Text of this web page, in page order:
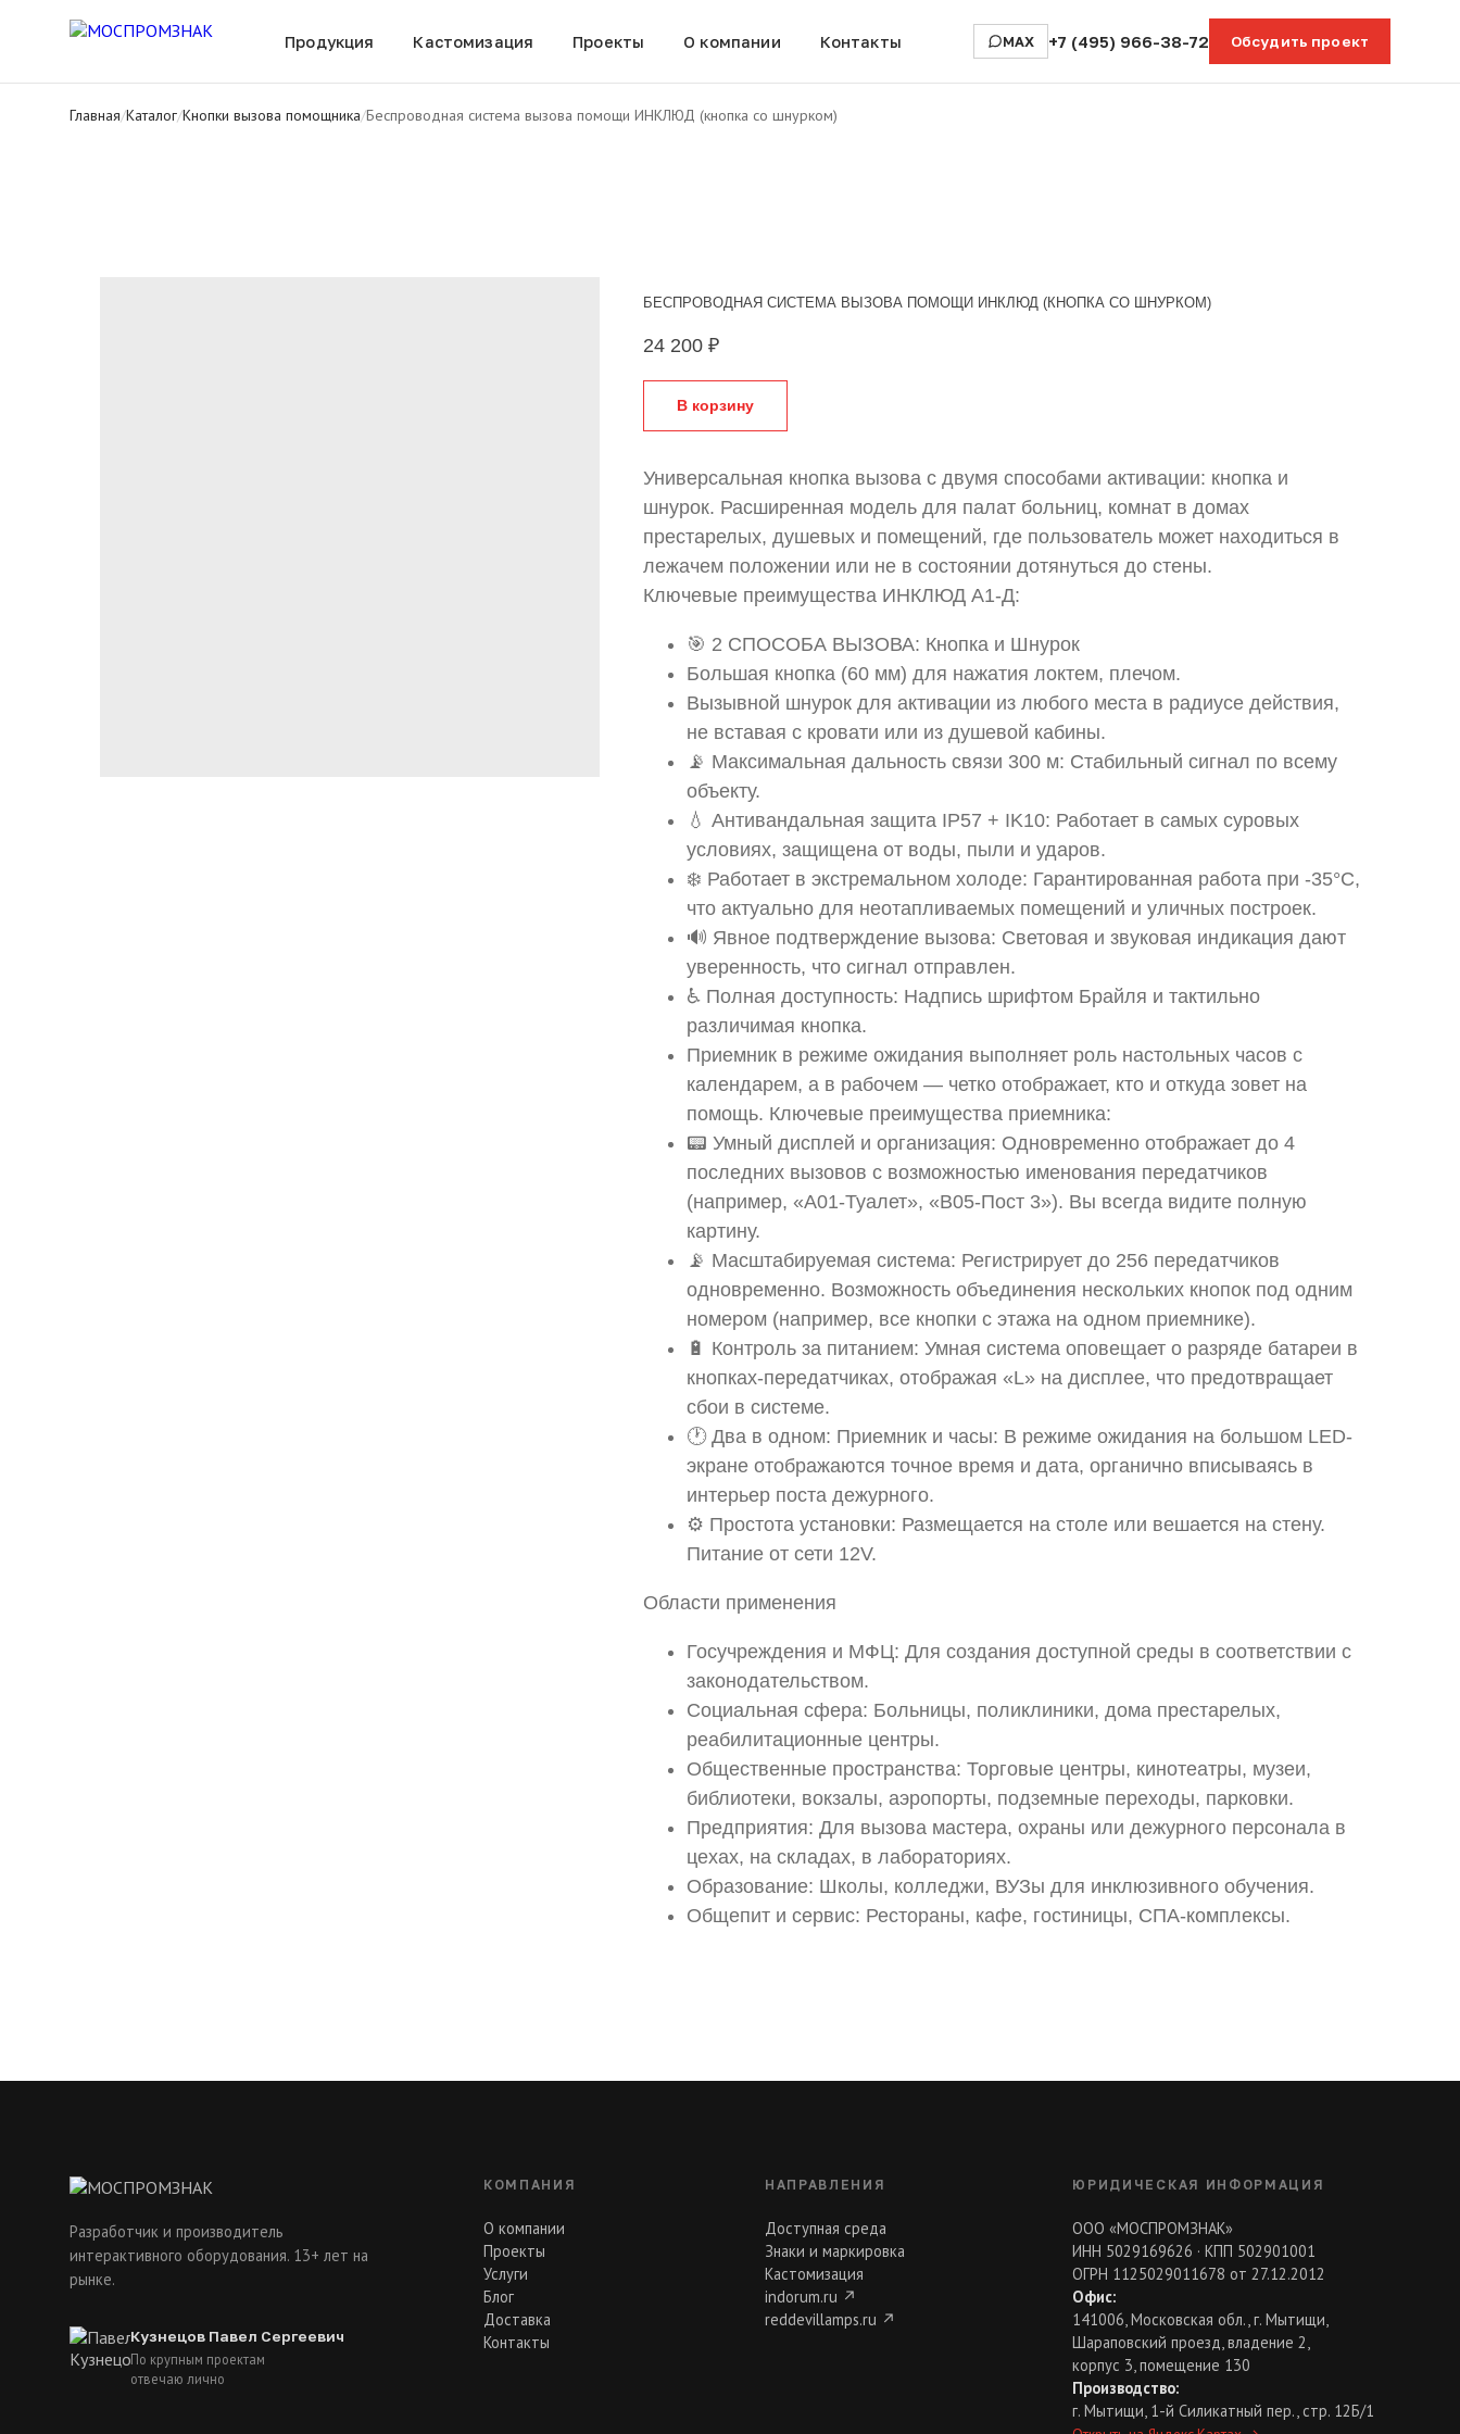
Продукция Кастомизация Проекты О компании Контакты MAX +7 (495) 966-38-72 Обсудить проект
Главная/Каталог/Кнопки вызова помощника/Беспроводная система вызова помощи ИНКЛЮД (кнопка со шнурком)
Все товары
БЕСПРОВОДНАЯ СИСТЕМА ВЫЗОВА ПОМОЩИ ИНКЛЮД (КНОПКА СО ШНУРКОМ)
24 200 ₽
В корзину
Универсальная кнопка вызова с двумя способами активации: кнопка и
шнурок. Расширенная модель для палат больниц, комнат в домах
престарелых, душевых и помещений, где пользователь может находиться в
лежачем положении или не в состоянии дотянуться до стены.
Ключевые преимущества ИНКЛЮД А1-Д:
🎯 2 СПОСОБА ВЫЗОВА: Кнопка и Шнурок
Большая кнопка (60 мм) для нажатия локтем, плечом.
Вызывной шнурок для активации из любого места в радиусе действия,
не вставая с кровати или из душевой кабины.
📡 Максимальная дальность связи 300 м: Стабильный сигнал по всему
объекту.
💧 Антивандальная защита IP57 + IK10: Работает в самых суровых
условиях, защищена от воды, пыли и ударов.
❄️ Работает в экстремальном холоде: Гарантированная работа при -35°C,
что актуально для неотапливаемых помещений и уличных построек.
🔊 Явное подтверждение вызова: Световая и звуковая индикация дают
уверенность, что сигнал отправлен.
♿ Полная доступность: Надпись шрифтом Брайля и тактильно
различимая кнопка.
Приемник в режиме ожидания выполняет роль настольных часов с
календарем, а в рабочем — четко отображает, кто и откуда зовет на
помощь. Ключевые преимущества приемника:
📟 Умный дисплей и организация: Одновременно отображает до 4
последних вызовов с возможностью именования передатчиков
(например, «A01-Туалет», «B05-Пост 3»). Вы всегда видите полную
картину.
📡 Масштабируемая система: Регистрирует до 256 передатчиков
одновременно. Возможность объединения нескольких кнопок под одним
номером (например, все кнопки с этажа на одном приемнике).
🔋 Контроль за питанием: Умная система оповещает о разряде батареи в
кнопках-передатчиках, отображая «L» на дисплее, что предотвращает
сбои в системе.
🕐 Два в одном: Приемник и часы: В режиме ожидания на большом LED-
экране отображаются точное время и дата, органично вписываясь в
интерьер поста дежурного.
⚙️ Простота установки: Размещается на столе или вешается на стену.
Питание от сети 12V.
Области применения
Госучреждения и МФЦ: Для создания доступной среды в соответствии с
законодательством.
Социальная сфера: Больницы, поликлиники, дома престарелых,
реабилитационные центры.
Общественные пространства: Торговые центры, кинотеатры, музеи,
библиотеки, вокзалы, аэропорты, подземные переходы, парковки.
Предприятия: Для вызова мастера, охраны или дежурного персонала в
цехах, на складах, в лабораториях.
Образование: Школы, колледжи, ВУЗы для инклюзивного обучения.
Общепит и сервис: Рестораны, кафе, гостиницы, СПА-комплексы.
Разработчик и производитель
интерактивного оборудования. 13+ лет на
рынке.
Кузнецов Павел Сергеевич
По крупным проектам
отвечаю лично
КОМПАНИЯ
О компании
Проекты
Услуги
Блог
Доставка
Контакты
НАПРАВЛЕНИЯ
Доступная среда
Знаки и маркировка
Кастомизация
indorum.ru ↗
reddevillamps.ru ↗
ЮРИДИЧЕСКАЯ ИНФОРМАЦИЯ
ООО «МОСПРОМЗНАК»
ИНН 5029169626 · КПП 502901001
ОГРН 1125029011678 от 27.12.2012
Офис:
141006, Московская обл., г. Мытищи,
Шараповский проезд, владение 2,
корпус 3, помещение 130
Производство:
г. Мытищи, 1-й Силикатный пер., стр. 12Б/1